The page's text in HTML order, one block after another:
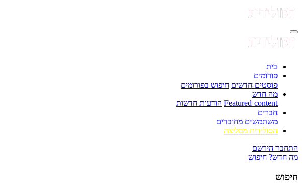
בית
פורומים
פוסטים חדשים חיפוש בפורומים
מה חדש
Featured content הודעות חדשות
חברים
משתמשים מחוברים
הסולידית ממליצה
התחבר הירשם
מה חדש? חיפוש
חיפוש